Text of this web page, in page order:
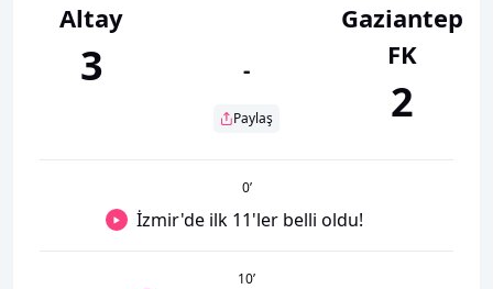
Altay
3 -
Paylaş
Gaziantep
FK
2
0’
İzmir'de ilk 11'ler belli oldu!
10’